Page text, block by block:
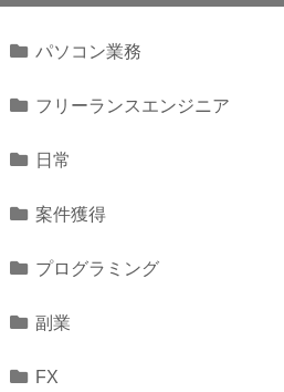
パソコン業務
フリーランスエンジニア
日常
案件獲得
プログラミング
副業
FX